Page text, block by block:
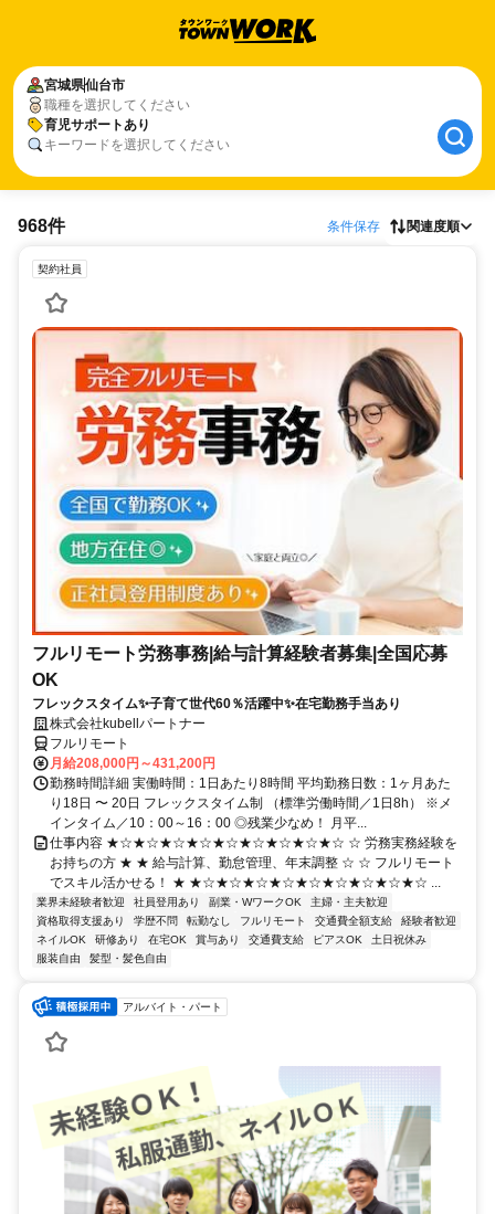
宮城県仙台市
職種を選択してください
育児サポートあり
キーワードを選択してください
968件 条件保存 関連度順
契約社員
フルリモート労務事務|給与計算経験者募集|全国応募
OK
フレックスタイム✨子育て世代60％活躍中✨在宅勤務手当あり
株式会社kubellパートナー
フルリモート
月給208,000円～431,200円
勤務時間詳細 実働時間：1日あたり8時間 平均勤務日数：1ヶ月あた
り18日 〜 20日 フレックスタイム制 （標準労働時間／1日8h） ※メ
インタイム／10：00～16：00 ◎残業少なめ！ 月平...
仕事内容 ★☆★☆★☆★☆★☆★☆★☆★☆★☆ ☆ 労務実務経験を
お持ちの方 ★ ★ 給与計算、勤怠管理、年末調整 ☆ ☆ フルリモート
でスキル活かせる！ ★ ★☆★☆★☆★☆★☆★☆★☆★☆★☆ ...
業界未経験者歓迎 社員登用あり 副業・WワークOK
主婦・主夫歓迎
資格取得支援あり
学歴不問 転勤なし フルリモート 交通費全額支給
経験者歓迎
ネイルOK
研修あり 在宅OK 賞与あり 交通費支給 ピアスOK
土日祝休み
服装自由
髪型・髪色自由
アルバイト・パート